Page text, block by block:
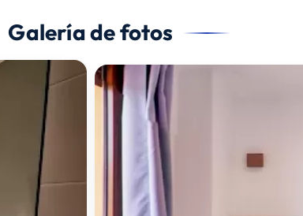
Galería de fotos